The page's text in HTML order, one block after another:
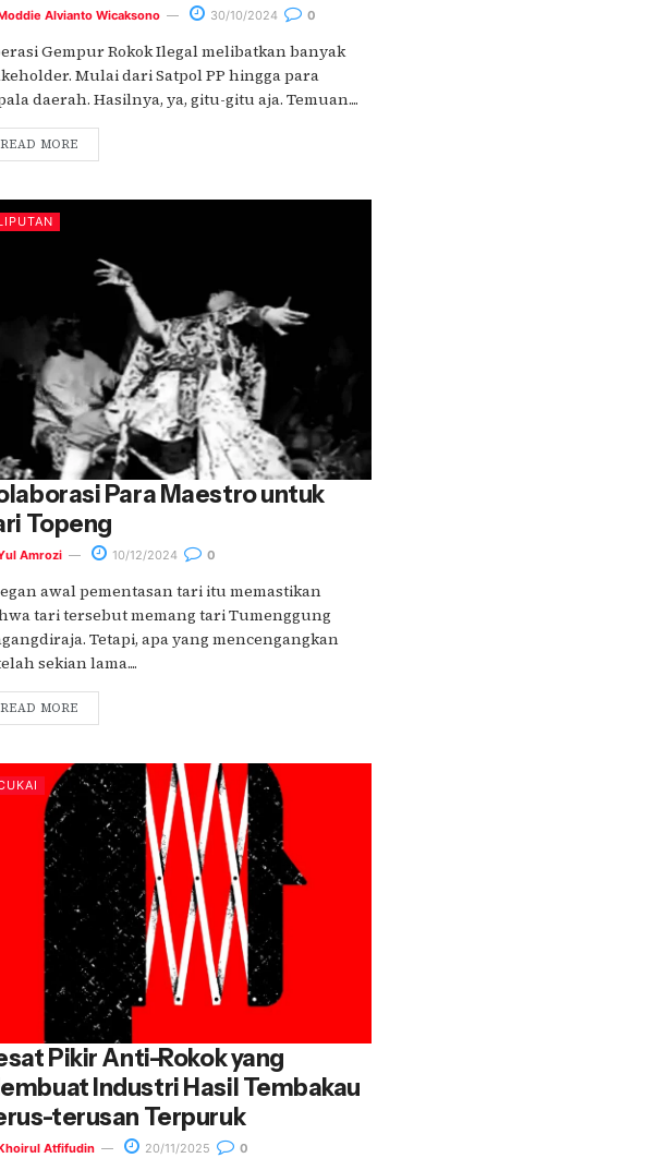
Alvianto Wicaksono 30/10/2024 0
Gempur Rokok Ilegal melibatkan banyak
Mulai dari Satpol PP hingga para
daerah. Hasilnya, ya, gitu-gitu aja. Temuan....
READ MORE
Para Maestro untuk
Topeng
Amrozi 10/12/2024 0
awal pementasan tari itu memastikan
tari tersebut memang tari Tumenggung
Tetapi, apa yang mencengangkan
sekian lama....
READ MORE
Pikir Anti-Rokok yang
Industri Hasil Tembakau
terusan Terpuruk
Atfifudin 20/11/2025 0